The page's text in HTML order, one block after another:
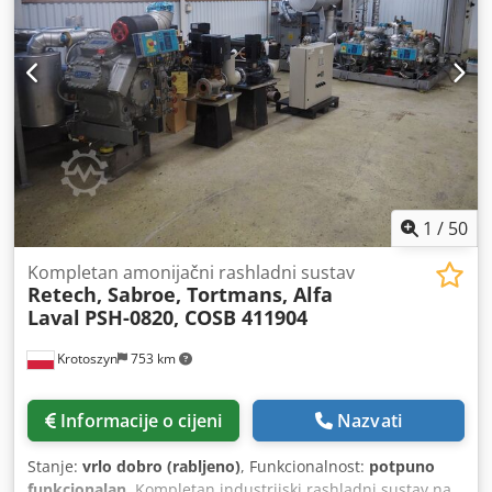
Tehnički pregled može se organizirati najmanje 24 sata
prije roka. Govorimo engleski. Wir sprechen Deutsch.
Hablamos Español. Beszélünk magyarul. Irrtum,
Anderungen und Zwischenverkauf vorbehalten / Podložno
greškama, promjenama i prethodnoj prodaji / Ne rezervam
dreptul la greseli, modificari and vanzare prealabila.
Dcjdpfxedypics Agxsk
1 / 50
Krotoszyn 753 km
Kompletan amonijačni rashladni sustav
Retech, Sabroe, Tortmans, Alfa
Laval PSH-0820, COSB 411904
Informacije o cijeni Nazvati
Stanje: vrlo dobro (rabljeno), Funkcionalnost: potpuno